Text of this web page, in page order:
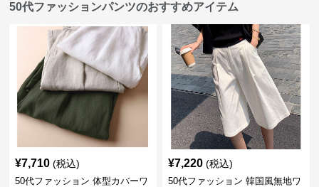
50代ファッションパンツのおすすめアイテム
¥7,710 (税込)
50代ファッション 体型カバーワ
¥7,220 (税込)
50代ファッション 韓国風無地ワ